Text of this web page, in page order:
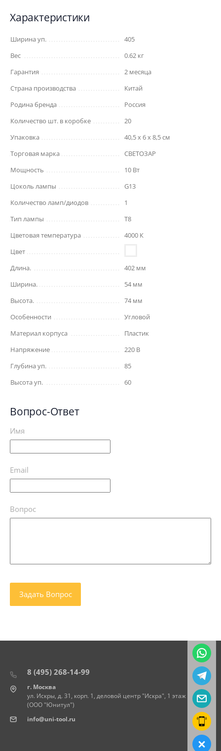
Характеристики
Ширина уп.
405
Вес
0.62 кг
Гарантия
2 месяца
Страна производства
Китай
Родина бренда
Россия
Количество шт. в коробке
20
Упаковка
40,5 x 6 x 8,5 см
Торговая марка
СВЕТОЗАР
Мощность
10 Вт
Цоколь лампы
G13
Количество ламп/диодов
1
Тип лампы
T8
Цветовая температура
4000 К
Цвет
Длина.
402 мм
Ширина.
54 мм
Высота.
74 мм
Особенности
Угловой
Материал корпуса
Пластик
Напряжение
220 В
Глубина уп.
85
Высота уп.
60
Вопрос-Ответ
Имя
Email
Вопрос
8 (495) 268-14-99
г. Москва
ул. Искры, д. 31, корп. 1, деловой центр "Искра", 1 этаж
(ООО "Юнитул")
info@uni-tool.ru